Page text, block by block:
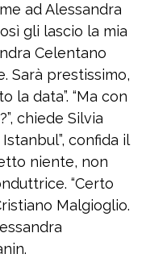
ad Alessandra
gli lascio la mia
Celentano
Sarà prestissimo,
la data”. “Ma con
chiede Silvia
confida il
niente, non
“Certo
Malgioglio.